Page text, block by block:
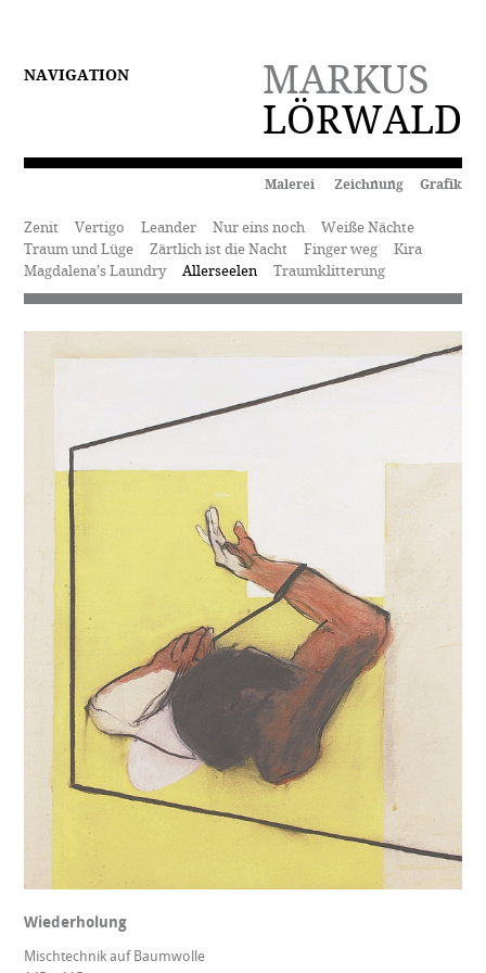
MARKUS
LÖRWALD
NAVIGATION
Malerei Zeichnung Grafik
Zenit Vertigo Leander Nur eins noch
Weiße Nächte
Traum und Lüge
Zärtlich ist die Nacht Finger weg
Kira
Magdalena’s Laundry
Allerseelen Traumklitterung
Wiederholung
Mischtechnik auf Baumwolle